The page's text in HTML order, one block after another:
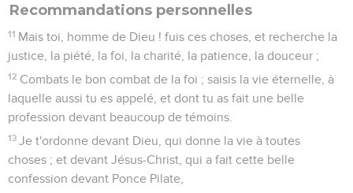
Recommandations personnelles
11 Mais toi, homme de Dieu ! fuis ces choses, et recherche la
justice, la piété, la foi, la charité, la patience, la douceur ;
12 Combats le bon combat de la foi ; saisis la vie éternelle, à
laquelle aussi tu es appelé, et dont tu as fait une belle
profession devant beaucoup de témoins.
13 Je t'ordonne devant Dieu, qui donne la vie à toutes
choses ; et devant Jésus-Christ, qui a fait cette belle
confession devant Ponce Pilate,